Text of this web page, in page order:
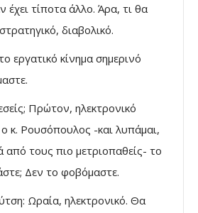
έχει τίποτα άλλο. Άρα, τι θα
διαβολικό.
εργατικό κίνημα σημερινό
Πρώτον, ηλεκτρονικό
κ. Ρουσόπουλος -και λυπάμαι,
από τους πιο μετριοπαθείς- το
Δεν το φοβόμαστε.
Ωραία, ηλεκτρονικό. Θα